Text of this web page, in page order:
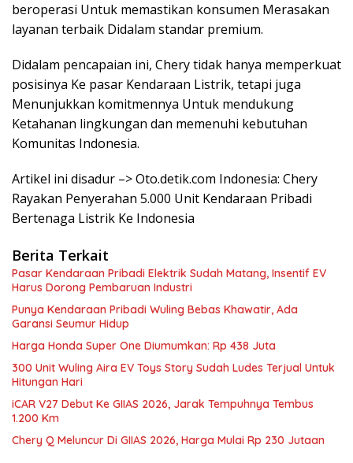
beroperasi Untuk memastikan konsumen Merasakan
layanan terbaik Didalam standar premium.
Didalam pencapaian ini, Chery tidak hanya memperkuat
posisinya Ke pasar Kendaraan Listrik, tetapi juga
Menunjukkan komitmennya Untuk mendukung
Ketahanan lingkungan dan memenuhi kebutuhan
Komunitas Indonesia.
Artikel ini disadur –> Oto.detik.com Indonesia: Chery
Rayakan Penyerahan 5.000 Unit Kendaraan Pribadi
Bertenaga Listrik Ke Indonesia
Berita Terkait
Pasar Kendaraan Pribadi Elektrik Sudah Matang, Insentif EV
Harus Dorong Pembaruan Industri
Punya Kendaraan Pribadi Wuling Bebas Khawatir, Ada
Garansi Seumur Hidup
Harga Honda Super One Diumumkan: Rp 438 Juta
300 Unit Wuling Aira EV Toys Story Sudah Ludes Terjual Untuk
Hitungan Hari
iCAR V27 Debut Ke GIIAS 2026, Jarak Tempuhnya Tembus
1.200 Km
Chery Q Meluncur Di GIIAS 2026, Harga Mulai Rp 230 Jutaan